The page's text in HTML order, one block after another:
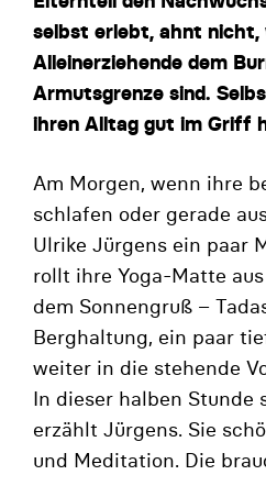
selbst erlebt, ahnt nicht,
Alleinerziehende dem
Armutsgrenze sind.
ihren Alltag gut im Griff
Am Morgen, wenn ihre
schlafen oder gerade
Ulrike Jürgens ein paar
rollt ihre Yoga-Matte
dem Sonnengruß –
Berghaltung, ein paar
weiter in die stehende
In dieser halben Stunde
erzählt Jürgens. Sie
und Meditation. Die